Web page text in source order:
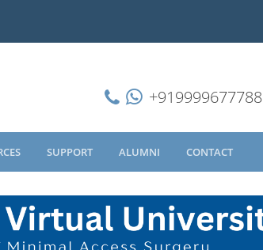
+919999677788
SUPPORT ALUMNI CONTACT